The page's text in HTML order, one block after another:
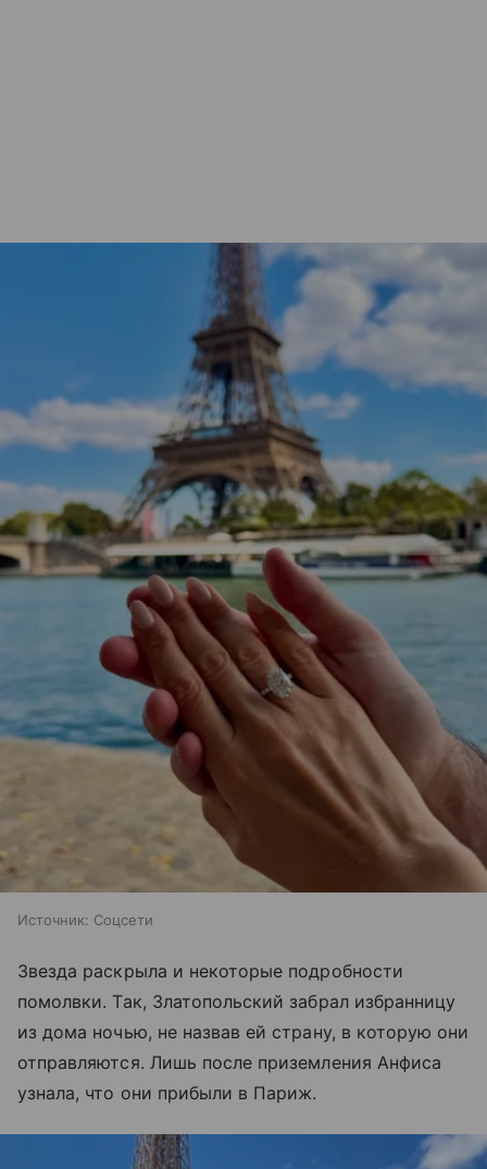
Источник: Соцсети
Звезда раскрыла и некоторые подробности
помолвки. Так, Златопольский забрал избранницу
из дома ночью, не назвав ей страну, в которую они
отправляются. Лишь после приземления Анфиса
узнала, что они прибыли в Париж.